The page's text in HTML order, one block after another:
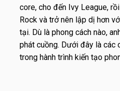
core, cho đến Ivy League,
Rock và trở nên lập dị hơn
tại. Dù là phong cách nào,
phát cuồng. Dưới đây là các
trong hành trình kiến tạo